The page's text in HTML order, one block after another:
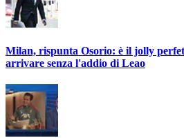
Milan, rispunta Osorio: è il jolly
arrivare senza l'addio di Leao